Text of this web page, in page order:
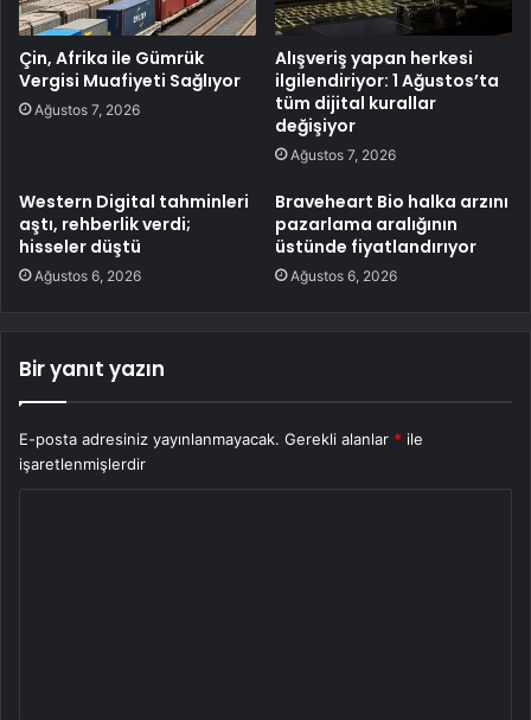
Çin, Afrika ile Gümrük
Vergisi Muafiyeti Sağlıyor
Ağustos 7, 2026
Alışveriş yapan herkesi
ilgilendiriyor: 1 Ağustos’ta
tüm dijital kurallar
değişiyor
Ağustos 7, 2026
Western Digital tahminleri
aştı, rehberlik verdi;
hisseler düştü
Ağustos 6, 2026
Braveheart Bio halka arzını
pazarlama aralığının
üstünde fiyatlandırıyor
Ağustos 6, 2026
Bir yanıt yazın
E-posta adresiniz yayınlanmayacak. Gerekli alanlar * ile
işaretlenmişlerdir